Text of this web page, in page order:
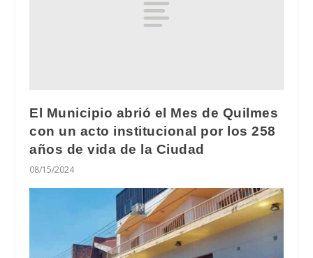
El Municipio abrió el Mes de Quilmes
con un acto institucional por los 258
años de vida de la Ciudad
08/15/2024